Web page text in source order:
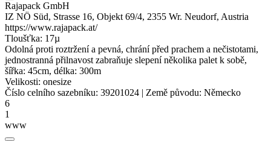
Rajapack GmbH
IZ NÖ Süd, Strasse 16, Objekt 69/4, 2355 Wr. Neudorf, Austria
https://www.rajapack.at/
Tloušťka: 17µ
Odolná proti roztržení a pevná, chrání před prachem a nečistotami,
jednostranná přilnavost zabraňuje slepení několika palet k sobě,
šířka: 45cm, délka: 300m
Velikosti: onesize
Číslo celního sazebníku: 39201024 | Země původu: Německo
6
1
www